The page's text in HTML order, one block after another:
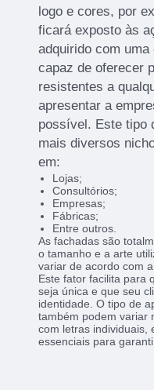
logo e cores, por
ficará exposto às
adquirido com
capaz de oferecer
resistentes a
apresentar a
possível. Este tipo
mais diversos
em:
Lojas;
Consultórios;
Empresas;
Fábricas;
Entre outros.
As fachadas são
o tamanho e a arte
variar de acordo com
Este fator facilita para
seja única e que seu
identidade. O tipo de
também podem variar
com letras individuais,
essenciais para